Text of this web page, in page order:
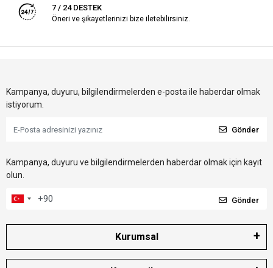
7 / 24 DESTEK
Öneri ve şikayetlerinizi bize iletebilirsiniz.
Kampanya, duyuru, bilgilendirmelerden e-posta ile haberdar olmak
istiyorum.
Gönder
Kampanya, duyuru ve bilgilendirmelerden haberdar olmak için kayıt
olun.
Gönder
Kurumsal